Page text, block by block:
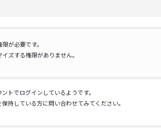
が必要です。
ズする権限がありません。
トでログインしているようです。
持している方に問い合わせてみてください。